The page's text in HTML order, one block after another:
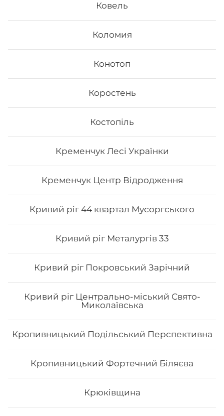
Ковель
Коломия
Конотоп
Коростень
Костопіль
Кременчук Лесі Українки
Кременчук Центр Відродження
Кривий ріг 44 квартал Мусоргського
Кривий ріг Металургів 33
Кривий ріг Покровський Зарічний
Кривий ріг Центрально-міський Свято-
Миколаївська
Кропивницький Подільський Перспективна
Кропивницький Фортечний Біляєва
Крюківщина
Філадельфія класична з лососем
Вага: 310 г Склад: норі, рис, сир філа, лосось
244
лососем
Вага: 310 г Склад: норі, рис, сир філа, х/к